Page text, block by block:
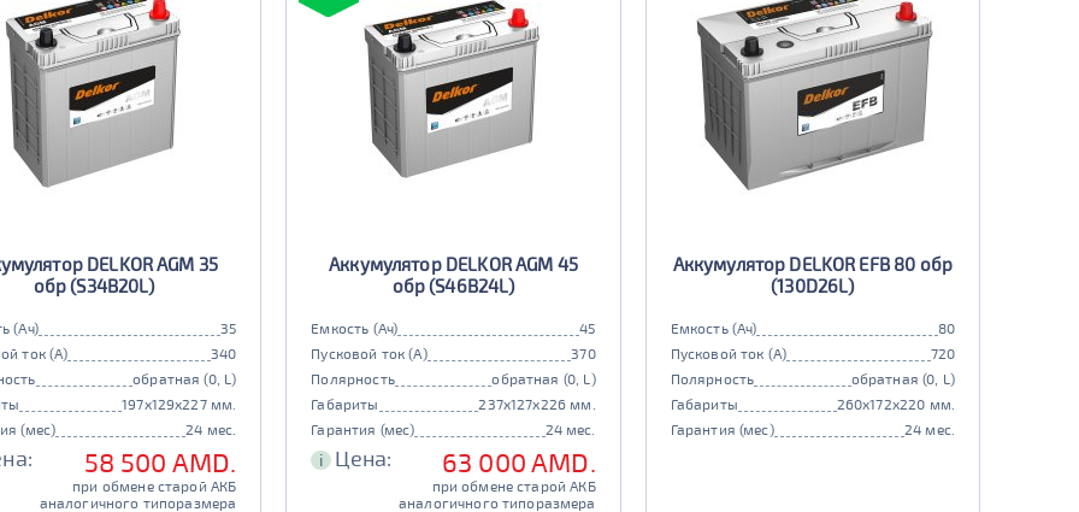
DELKOR AGM 35
обр (S34B20L)
(Ач)
35
ток (А)
340
обратная (0, L)
197x129x227 мм.
(мес)
24 мес.
58 500 AMD.
при обмене старой АКБ
аналогичного типоразмера
Аккумулятор DELKOR AGM 45
обр (S46B24L)
Емкость (Ач)
45
Пусковой ток (А)
370
Полярность
обратная (0, L)
Габариты
237x127x226 мм.
Гарантия (мес)
24 мес.
i Цена: 63 000 AMD.
при обмене старой АКБ
аналогичного типоразмера
Аккумулятор DELKOR EFB 80 обр
(130D26L)
Емкость (Ач)
80
Пусковой ток (А)
720
Полярность
обратная (0, L)
Габариты
260x172x220 мм.
Гарантия (мес)
24 мес.